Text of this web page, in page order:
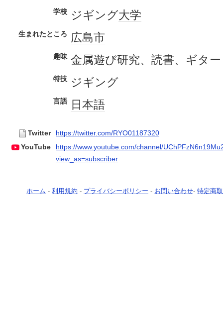
学校 ジギング大学
生まれたところ 広島市
趣味 金属遊び研究、読書、ギター
特技 ジギング
言語 日本語
Twitter
https://twitter.com/RYO01187320
YouTube
https://www.youtube.com/channel/
view_as=subscriber
ホーム - 利用規約 - プライバシーポリシー - お問い合わせ- 特定商